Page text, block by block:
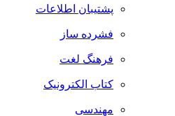
پشتیبان اطلاعات
فشرده ساز
فرهنگ لغت
کتاب الکترونیک
مهندسی